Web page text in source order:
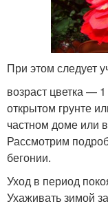
При этом следует
возраст цветка —
открытом грунте
частном доме или
Рассмотрим
бегонии.
Уход в период
Ухаживать зимой